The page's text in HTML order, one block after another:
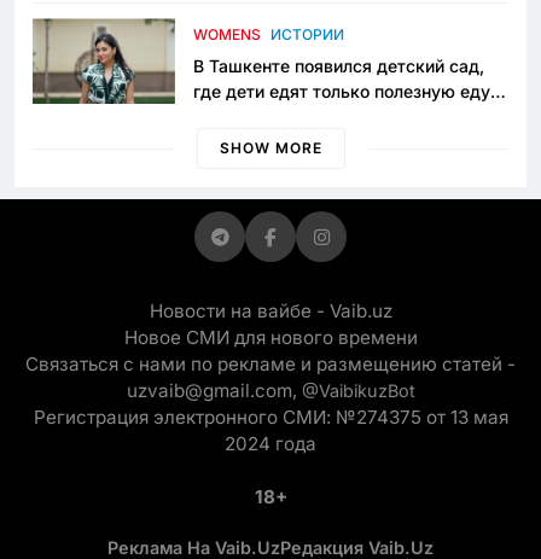
приговору
WOMENS ИСТОРИИ
В Ташкенте появился детский сад,
где дети едят только полезную еду.
просить «кашу без сахара»
SHOW MORE
Новости на вайбе - Vaib.uz
Новое СМИ для нового времени
Связаться с нами по рекламе и размещению статей -
uzvaib@gmail.com, @VaibikuzBot
Регистрация электронного СМИ: №274375 от 13 мая
2024 года
18+
Реклама На Vaib.uzРедакция Vaib.uz